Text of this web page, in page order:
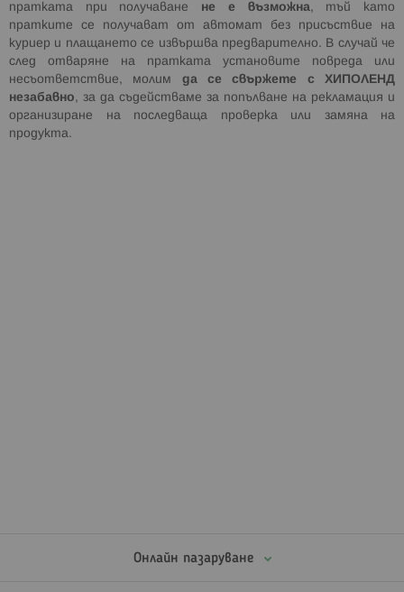
пратката при получаване не е възможна, тъй като
пратките се получават от автомат без присъствие на
куриер и плащането се извършва предварително. В случай че
след отваряне на пратката установите повреда или
несъответствие, молим да се свържете с ХИПОЛЕНД
незабавно, за да съдействаме за попълване на рекламация и
организиране на последваща проверка или замяна на
продукта.
Онлайн пазаруване